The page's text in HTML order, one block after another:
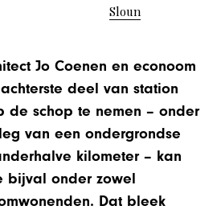
Sloun
Jo Coenen en econoom
deel van station
de schop te nemen – onder
van een ondergrondse
kilometer – kan
bijval onder zowel
Dat bleek